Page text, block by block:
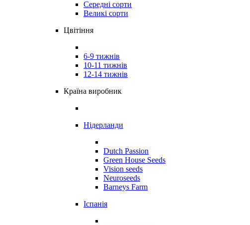
Середні сорти
Великі сорти
Цвітіння
6-9 тижнів
10-11 тижнів
12-14 тижнів
Країна виробник
Нідерланди
Dutch Passion
Green House Seeds
Vision seeds
Neuroseeds
Barneys Farm
Іспанія